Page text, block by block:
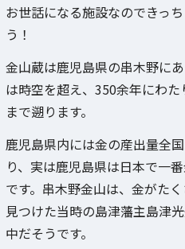
お世話になる施設なのできっ
う！
金山蔵は鹿児島県の串木野に
は時空を超え、350余年にわ
まで遡ります。
鹿児島県内には金の産出量全
り、実は鹿児島県は日本で一
です。串木野金山は、金がた
見つけた当時の島津藩主島津
中だそうです。